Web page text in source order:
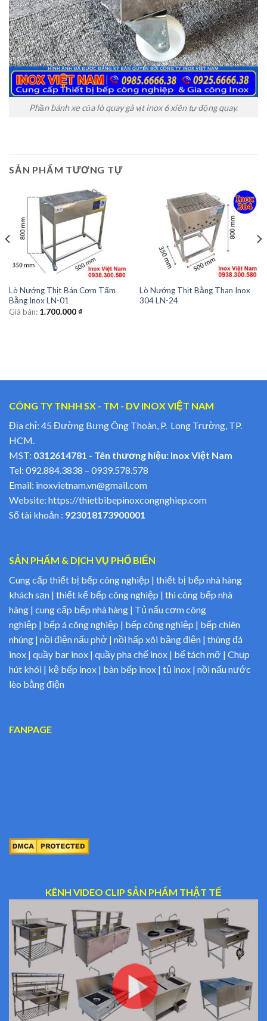
Phần bánh xe của lò quay gà vịt inox 6 xiên tự động quay.
SẢN PHẨM TƯƠNG TỰ
Lò Nướng Thịt Bán Cơm Tấm
Bằng Inox LN-01
Giá bán: 1.700.000₫
Lò Nướng Thịt Bằng Than Inox
304 LN-24
CÔNG TY TNHH SX - TM - DV INOX VIỆT NAM
Địa chỉ: 45 Đường Bưng Ông Thoàn, P. Long Trường, TP.
HCM.
MST: 0312614781 - Tên thương hiệu: Inox Việt Nam
Tel: 092.884.3838 – 0939.578.578
Email: inoxvietnam.vn@gmail.com
Website: https://thietbibepinoxcongnghiep.com
Số tài khoản : 923018173900001
SẢN PHẨM & DỊCH VỤ PHỔ BIẾN
Cung cấp thiết bị bếp công nghiệp | thiết bị bếp nhà hàng
khách sạn | thiết kế bếp công nghiệp | thi công bếp nhà
hàng | cung cấp bếp nhà hàng | Tủ nấu cơm công
nghiệp | bếp á công nghiệp | bếp công nghiệp | bếp chiên
nhúng | nồi điện nấu phở | nồi hấp xôi bằng điện | thùng đá
inox | quầy bar inox | quầy pha chế inox | bể tách mỡ | Chụp
hút khói | kệ bếp inox | bàn bếp inox | tủ inox | nồi nấu nước
lèo bằng điện
FANPAGE
KÊNH VIDEO CLIP SẢN PHẨM THẬT TẾ